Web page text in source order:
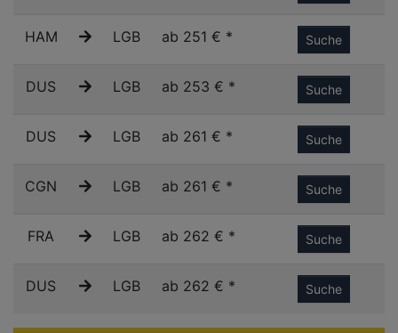
HAM LGB ab 251 € * Suche
DUS LGB ab 253 € * Suche
DUS LGB ab 261 € * Suche
CGN LGB ab 261 € * Suche
FRA LGB ab 262 € * Suche
DUS LGB ab 262 € * Suche